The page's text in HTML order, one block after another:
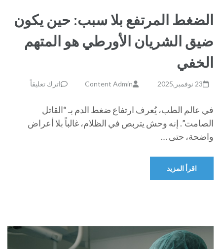
الضغط المرتفع بلا سبب: حين يكون
ضيق الشريان الأورطي هو المتهم
الخفي
23 نوفمبر,2025 Content Admin اترك تعليقاً
في عالم الطب، يُعرف ارتفاع ضغط الدم بـ “القاتل
الصامت”. إنه وحش يتربص في الظلام، غالباً بلا أعراض
واضحة، حتى …
اقرأ المزيد